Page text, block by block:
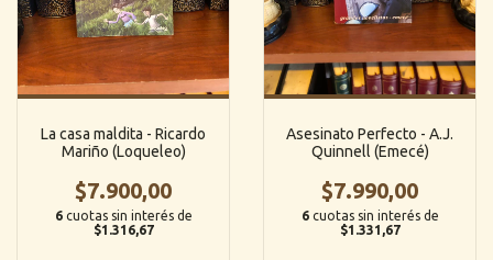
La casa maldita - Ricardo
Mariño (Loqueleo)
$7.900,00
6 cuotas sin interés de
$1.316,67
Asesinato Perfecto - A.J.
Quinnell (Emecé)
$7.990,00
6 cuotas sin interés de
$1.331,67